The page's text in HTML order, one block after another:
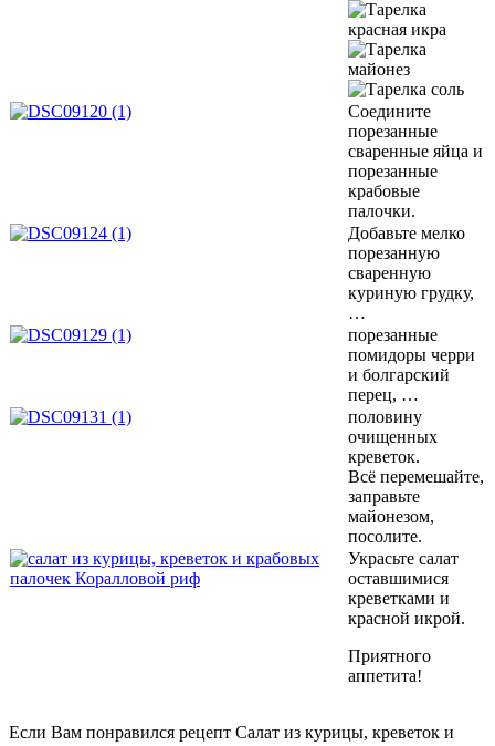
красная икра
майонез
соль
Соедините
порезанные
сваренные яйца и
порезанные
крабовые
палочки.
Добавьте мелко
порезанную
сваренную
куриную грудку,
…
порезанные
помидоры черри
и болгарский
перец, …
половину
очищенных
креветок.
Всё перемешайте,
заправьте
майонезом,
посолите.
Украсьте салат
оставшимися
креветками и
красной икрой.
Приятного
аппетита!
Если Вам понравился рецепт Салат из курицы, креветок и